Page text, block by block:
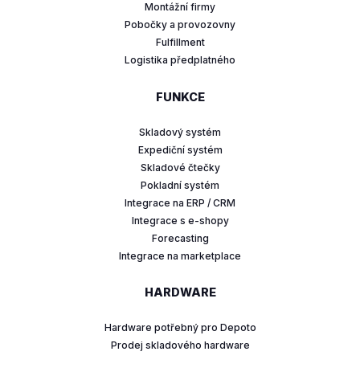
Montážní firmy
Pobočky a provozovny
Fulfillment
Logistika předplatného
FUNKCE
Skladový systém
Expediční systém
Skladové čtečky
Pokladní systém
Integrace na ERP / CRM
Integrace s e-shopy
Forecasting
Integrace na marketplace
HARDWARE
Hardware potřebný pro Depoto
Prodej skladového hardware